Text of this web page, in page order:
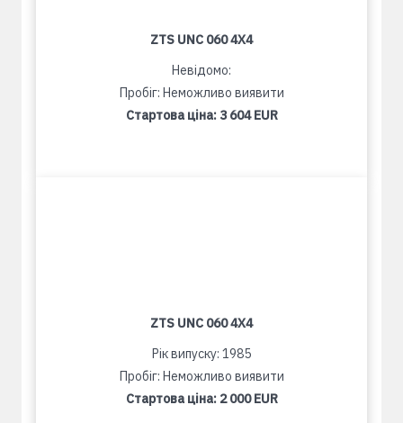
ZTS UNC 060 4X4
Невідомо:
Пробіг: Неможливо виявити
Стартова ціна: 3 604 EUR
ZTS UNC 060 4X4
Рік випуску: 1985
Пробіг: Неможливо виявити
Стартова ціна: 2 000 EUR